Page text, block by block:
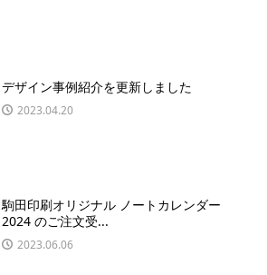
デザイン事例紹介を更新しました
2023.04.20
駒田印刷オリジナル ノートカレンダー
2024 のご注文受...
2023.06.06